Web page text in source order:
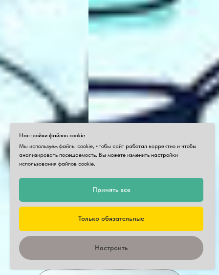
Настройки файлов cookie
Мы используем файлы cookie, чтобы сайт работал корректно и чтобы
анализировать посещаемость. Вы можете изменить настройки
использования файлов cookie.
Принять все
Только обязательные
Настроить